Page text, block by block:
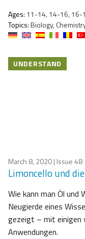
Ages: 11-14, 14-16, 16-
Topics:Biology,
UNDERSTAND
March 8, 2020| Issue 48
Limoncello und
Wie kann man Öl und
Neugierde eines
gezeigt – mit einigen
Anwendungen.